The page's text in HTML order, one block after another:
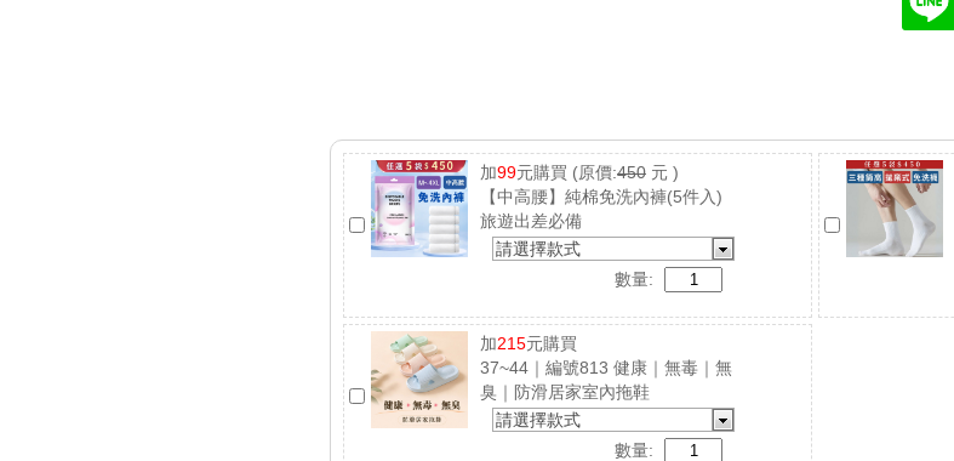
加99元購買 (原價:450 元 )
【中高腰】純棉免洗內褲(5件入)
旅遊出差必備
請選擇款式
數量:
加215元購買
37~44｜編號813 健康｜無毒｜無
臭｜防滑居家室內拖鞋
請選擇款式
數量: